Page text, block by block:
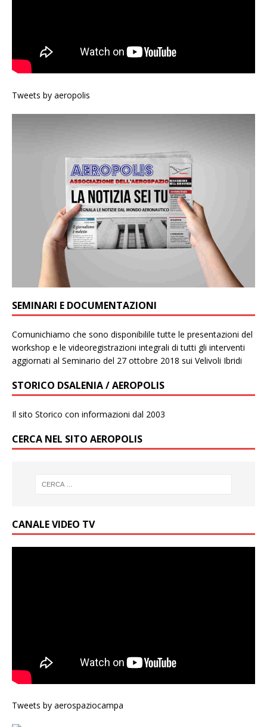
Tweets by aeropolis
SEMINARI E DOCUMENTAZIONI
Comunichiamo che sono disponibilile tutte le presentazioni del
workshop e le videoregistrazioni integrali di tutti gli interventi
aggiornati al Seminario del 27 ottobre 2018 sui Velivoli Ibridi
STORICO DSALENIA / AEROPOLIS
Il sito Storico con informazioni dal 2003
CERCA NEL SITO AEROPOLIS
CANALE VIDEO TV
Tweets by aerospaziocampa